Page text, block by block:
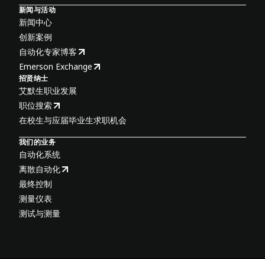
新闻与活动
新闻中心
创新案例
自动化专家博客
Emerson Exchange
招贤纳士
艾默生职业发展
职位搜索
在校生与应届毕业生求职机会
我们的业务
自动化系统
离散自动化
最终控制
测量仪表
测试与测量